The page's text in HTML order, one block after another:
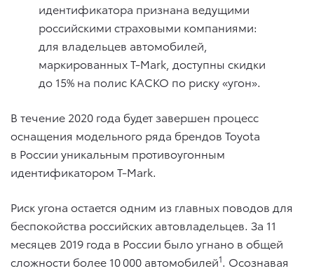
идентификатора признана ведущими
российскими страховыми компаниями:
для владельцев автомобилей,
маркированных T-Mark, доступны скидки
до 15% на полис КАСКО по риску «угон».
В течение 2020 года будет завершен процесс
оснащения модельного ряда брендов Toyota
в России уникальным противоугонным
идентификатором T-Mark.
Риск угона остается одним из главных поводов для
беспокойства российских автовладельцев. За 11
месяцев 2019 года в России было угнано в общей
сложности более 10 000 автомобилей1. Осознавая